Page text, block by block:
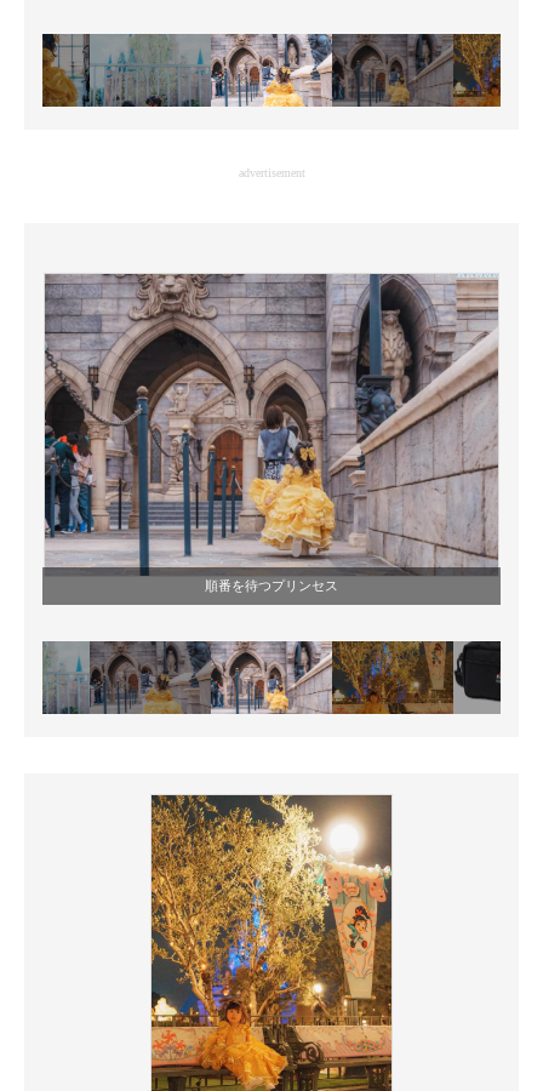
advertisement
順番を待つプリンセス